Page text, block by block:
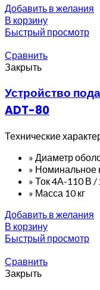
Добавить в желания
В корзину
Быстрый просмотр
Сравнить
Закрыть
Устройство
ADT-80
Технические
» Диаметр
» Номинальное
» Ток 4А-110 В
» Масса 10 кг
Добавить в желания
В корзину
Быстрый просмотр
Сравнить
Закрыть